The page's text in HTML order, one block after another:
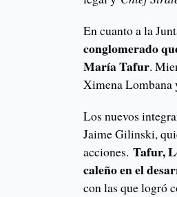
En cuanto a la
conglomerado
María Tafur.
Ximena
Los nuevos
Jaime Gilinski,
acciones.Tafur,
caleño en el
con las que logró